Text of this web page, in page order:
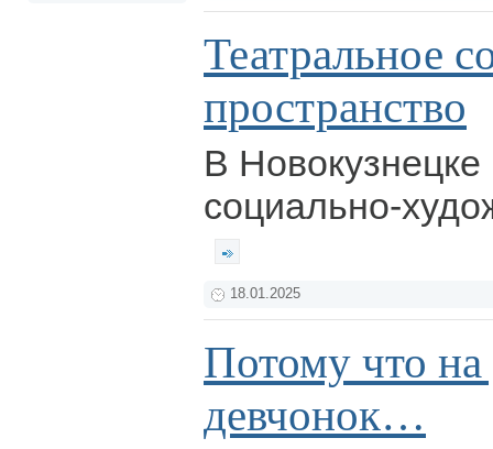
Театральное
пространство
В Новокузнецке
социально-
18.01.2025
Потому что на
девчонок…